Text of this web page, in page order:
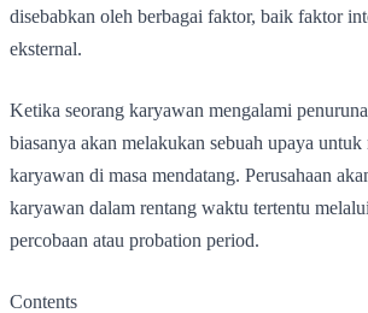
disebabkan oleh berbagai faktor, baik faktor
eksternal.
Ketika seorang karyawan mengalami
biasanya akan melakukan sebuah upaya
karyawan di masa mendatang. Perusahaan
karyawan dalam rentang waktu tertentu
percobaan atau probation period.
Contents